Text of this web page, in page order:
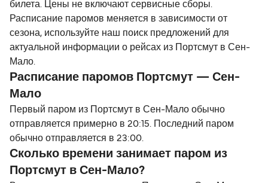
билета. Цены не включают сервисные сборы.
Расписание паромов меняется в зависимости от
сезона, используйте наш поиск предложений для
актуальной информации о рейсах из Портсмут в Сен-
Мало.
Расписание паромов Портсмут — Сен-
Мало
Первый паром из Портсмут в Сен-Мало обычно
отправляется примерно в 20:15. Последний паром
обычно отправляется в 23:00.
Сколько времени занимает паром из
Портсмут в Сен-Мало?